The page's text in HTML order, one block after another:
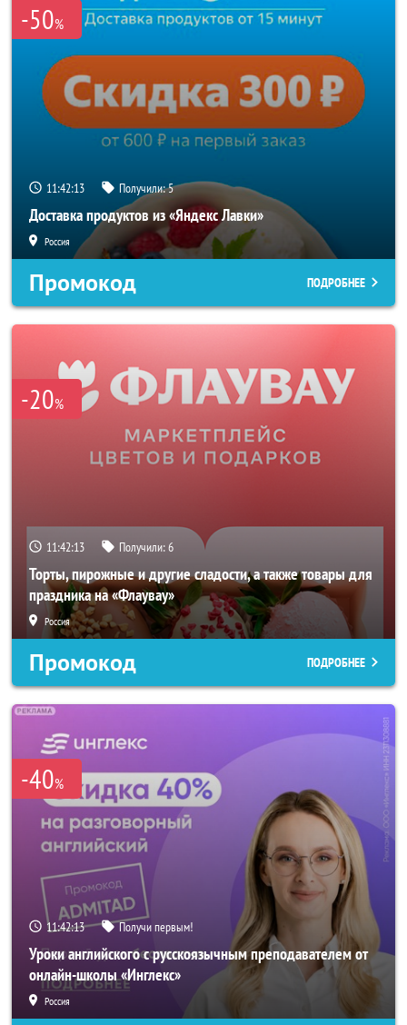
-50%
11:42:11 Получили:5
Доставка продуктов из «Яндекс Лавки»
Россия
Промокод ПОДРОБНЕЕ
-20%
11:42:11 Получили:6
Торты, пирожные и другие сладости, а также товары для
праздника на «Флаувау»
Россия
Промокод ПОДРОБНЕЕ
-40%
11:42:11 Получи первым!
Уроки английского с русскоязычным преподавателем от
онлайн-школы «Инглекс»
Россия